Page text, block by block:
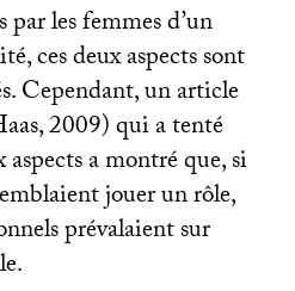
les femmes d’un
ces deux aspects sont
Cependant, un article
2009) qui a tenté
a montré que, si
jouer un rôle,
prévalaient sur